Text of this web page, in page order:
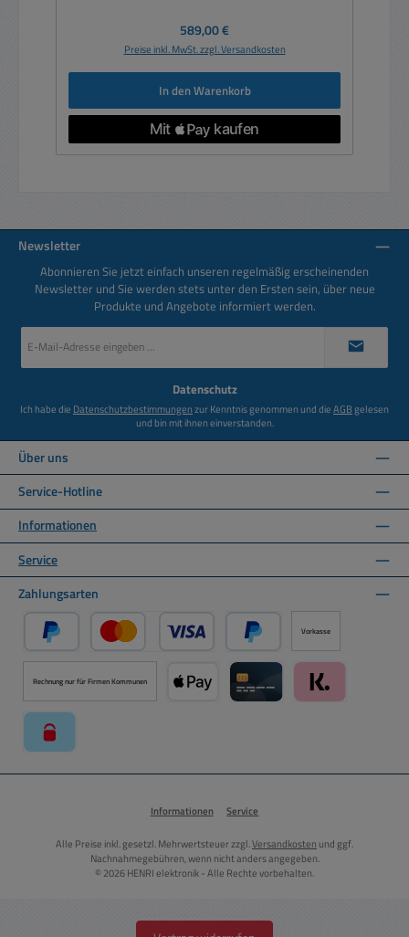
Regulärer Preis:
589,00 €
Preise inkl. MwSt. zzgl. Versandkosten
In den Warenkorb
Newsletter
Abonnieren Sie jetzt einfach unseren regelmäßig erscheinenden
Newsletter und Sie werden stets unter den Ersten sein, über neue
Produkte und Angebote informiert werden.
Mail-
Datenschutz
Ich habe die Datenschutzbestimmungenzur Kenntnis genommen und dieAGBgelesen
und bin mit ihnen einverstanden.
Über uns
Service-Hotline
Informationen
Service
Zahlungsarten
PayPal Kredit- oder Debitkarte über PayPal
Später Bezahlen über PayPal
Vorkasse
Rechnung nur für Firmen Kommunen
Informationen Service
Alle Preise inkl. gesetzl. Mehrwertsteuer zzgl.Versandkosten und ggf.
Nachnahmegebühren, wenn nicht anders angegeben.
© 2026 HENRI elektronik - Alle Rechte vorbehalten.